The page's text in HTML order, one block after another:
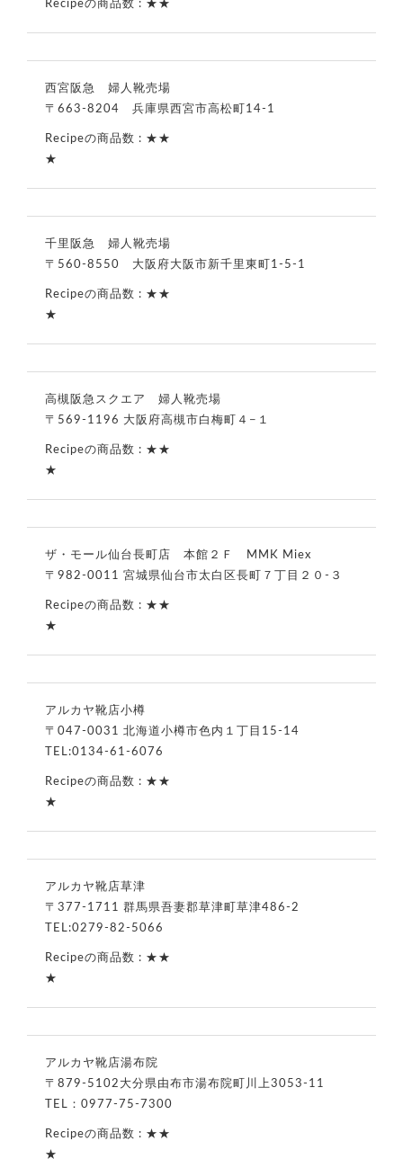
★★
西宮阪急 婦人靴売場
〒663-8204 兵庫県西宮市高松町14-1
★★
★
千里阪急 婦人靴売場
〒560-8550 大阪府大阪市新千里東町1-5-1
★★
★
高槻阪急スクエア 婦人靴売場
〒569-1196 大阪府高槻市白梅町４−１
★★
★
ザ・モール仙台長町店 本館２Ｆ MMK Miex
〒982-0011 宮城県仙台市太白区長町７丁目２０-３
★★
★
アルカヤ靴店小樽
〒047-0031 北海道小樽市色内１丁目15-14
TEL:0134-61-6076
★★
★
アルカヤ靴店草津
〒377-1711 群馬県吾妻郡草津町草津486-2
TEL:0279-82-5066
★★
★
アルカヤ靴店湯布院
〒879-5102大分県由布市湯布院町川上3053-11
TEL：0977-75-7300
★★
★